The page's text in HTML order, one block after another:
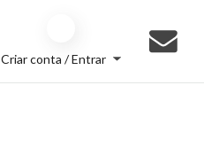
Criar conta / Entrar